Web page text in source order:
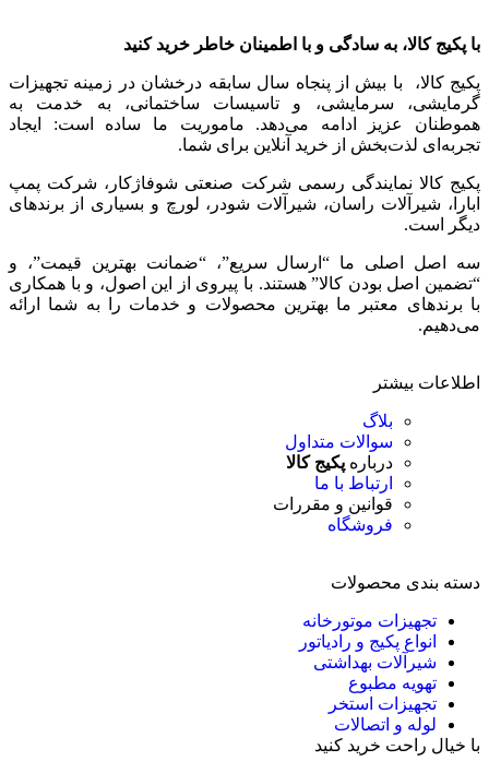
با پکیج کالا، به سادگی و با اطمینان خاطر خرید کنید
پکیج کالا، با بیش از پنجاه سال سابقه درخشان در زمینه تجهیزات
گرمایشی، سرمایشی، و تاسیسات ساختمانی، به خدمت به
هموطنان عزیز ادامه می‌دهد. ماموریت ما ساده است: ایجاد
تجربه‌ای لذت‌بخش از خرید آنلاین برای شما.
پکیج کالا نمایندگی رسمی شرکت صنعتی شوفاژکار، شرکت پمپ
ابارا، شیرآلات راسان، شیرآلات شودر، لورچ و بسیاری از برندهای
دیگر است.
سه اصل اصلی ما “ارسال سریع”، “ضمانت بهترین قیمت”، و
“تضمین اصل بودن کالا” هستند. با پیروی از این اصول، و با همکاری
با برندهای معتبر ما بهترین محصولات و خدمات را به شما ارائه
می‌دهیم.
اطلاعات بیشتر
بلاگ
سوالات متداول
درباره پکیج کالا
ارتباط با ما
قوانین و مقررات
فروشگاه
دسته بندی محصولات
تجهیزات موتورخانه
انواع پکیج و رادیاتور
شیرآلات بهداشتی
تهویه مطبوع
تجهیزات استخر
لوله و اتصالات
با خیال راحت خرید کنید